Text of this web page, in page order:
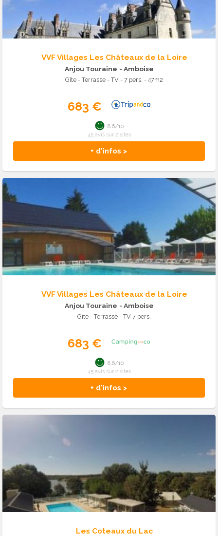
VVF Villages Les Châteaux de la Loire
Anjou Touraine - Amboise
Gîte - Terrasse - TV - 7 pers. - 47m2
683 €
+ d'infos >
8.6/10
45 avis sur 2 sites
VVF Villages Les Châteaux de la Loire
Anjou Touraine - Amboise
Gîte - Terrasse - TV 7 pers.
683 €
+ d'infos >
8.6/10
45 avis sur 2 sites
Les Coteaux du Lac